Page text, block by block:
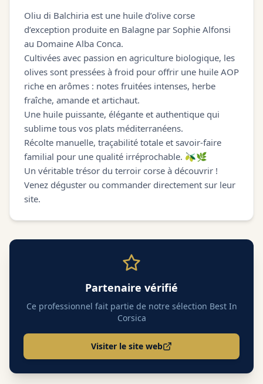
Oliu di Balchiria est une huile d’olive corse
d’exception produite en Balagne par Sophie Alfonsi
au Domaine Alba Conca.
Cultivées avec passion en agriculture biologique, les
olives sont pressées à froid pour offrir une huile AOP
riche en arômes : notes fruitées intenses, herbe
fraîche, amande et artichaut.
Une huile puissante, élégante et authentique qui
sublime tous vos plats méditerranéens.
Récolte manuelle, traçabilité totale et savoir-faire
familial pour une qualité irréprochable. 🫒🌿
Un véritable trésor du terroir corse à découvrir !
Venez déguster ou commander directement sur leur
site.
Partenaire vérifié
Ce professionnel fait partie de notre sélection Best In
Corsica
Visiter le site web